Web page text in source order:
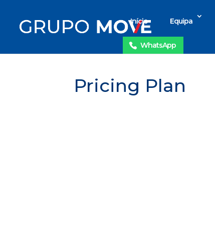
Início Equipa
WhatsApp
Pricing Plan